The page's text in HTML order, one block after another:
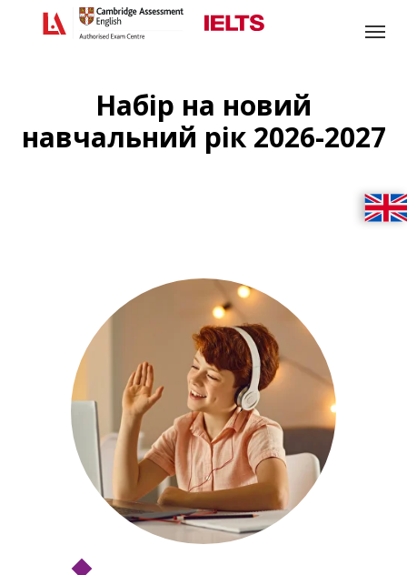
Головна Навчальний рік 2026-2027
Набір на новий
навчальний рік 2026-2027